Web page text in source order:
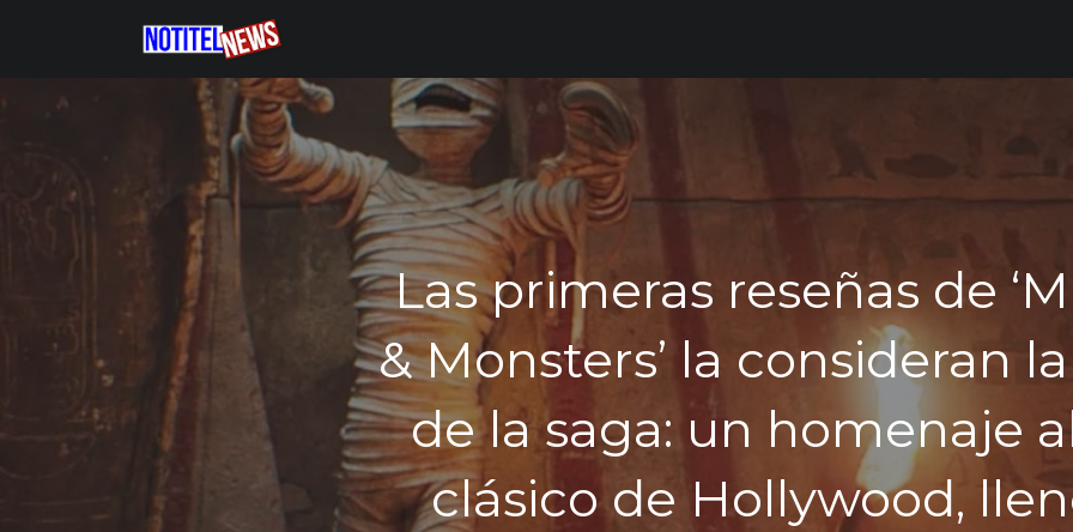
Las primeras reseñas de
& Monsters’ la consideran
de la saga: un homenaje
clásico de Hollywood,